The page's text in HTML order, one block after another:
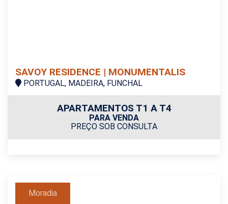
SAVOY RESIDENCE | MONUMENTALIS
PORTUGAL, MADEIRA, FUNCHAL
APARTAMENTOS T1 A T4
PARA VENDA
PREÇO SOB CONSULTA
Moradia